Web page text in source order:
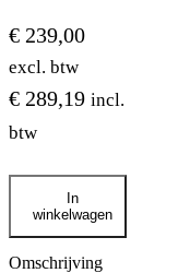
€ 239,00
excl. btw
€ 289,19 incl.
btw
FULL
verstraler
rond
230mm
In
winkelwagen
Omschrijving